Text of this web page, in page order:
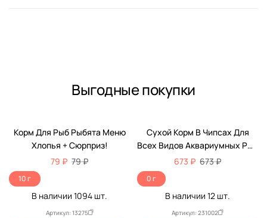
Выгодные покупки
Корм Для Рыб Рыбята Меню
Хлопья + Сюрприз!
79 ₽ 79 ₽
10 г
В наличии 1094 шт.
Артикул: 13275
Сухой Корм В Чипсах Для
Всех Видов Аквариумных Рыб
Tetra (Тетра) PRO Energy Для
Дополнительной Энергии И
Повышения Жизненных Сил
Баночка 300мл (250мл + 20%
БОНУС)
673 ₽ 673 ₽
0 г
В наличии 12 шт.
Артикул: 231002